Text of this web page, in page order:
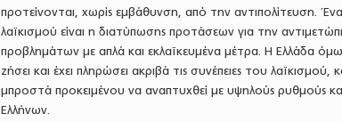
προτείνονται, χωρίς εμβάθυνση, από την αντιπολίτευση.
λαϊκισμού είναι η διατύπωσης προτάσεων για την
προβλημάτων με απλά και εκλαϊκευμένα μέτρα. Η Ελλάδα
ζήσει και έχει πληρώσει ακριβά τις συνέπειες του λαϊκισμού,
μπροστά προκειμένου να αναπτυχθεί με υψηλούς ρυθμούς
Ελλήνων.